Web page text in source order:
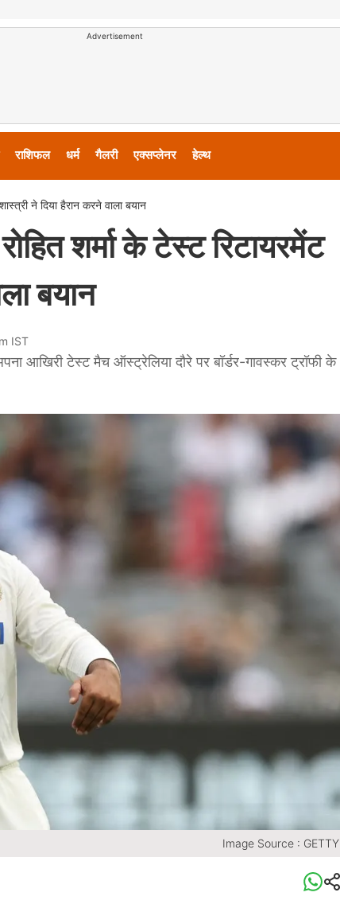
Advertisement
राशिफल धर्म गैलरी एक्सप्लेनर हेल्थ
ने दिया हैरान करने वाला बयान
शर्मा के टेस्ट रिटायरमेंट
बयान
IST
आखिरी टेस्ट मैच ऑस्ट्रेलिया दौरे पर बॉर्डर-गावस्कर ट्रॉफी के
Image Source : GETTY